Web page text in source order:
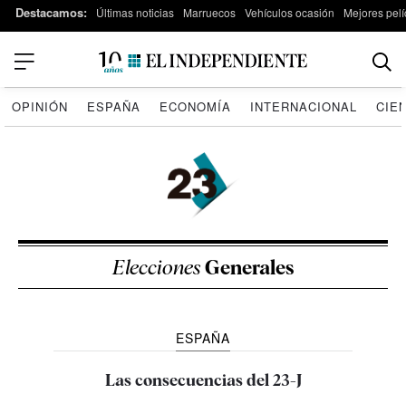
Destacamos: Últimas noticias Marruecos Vehículos ocasión Mejores
OPINIÓN ESPAÑA ECONOMÍA INTERNACIONAL
EleccionesGenerales
ESPAÑA
Las consecuencias del 23-J